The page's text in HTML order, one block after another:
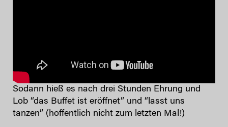
Sodann hieß es nach drei Stunden Ehrung und
Lob “das Buffet ist eröffnet” und “lasst uns
tanzen” (hoffentlich nicht zum letzten Mal!)